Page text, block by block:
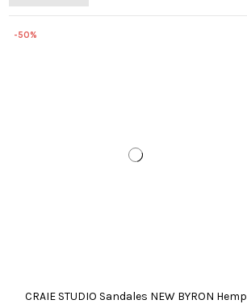
-50%
CRAIE STUDIO Sandales NEW BYRON Hemp